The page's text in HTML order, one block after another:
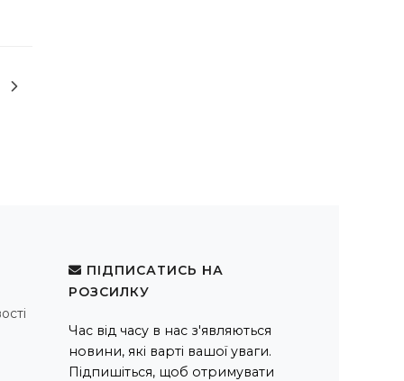
ПІДПИСАТИСЬ НА
РОЗСИЛКУ
Час від часу в нас з'являються
новини, які варті вашої уваги.
Підпишіться, щоб отримувати